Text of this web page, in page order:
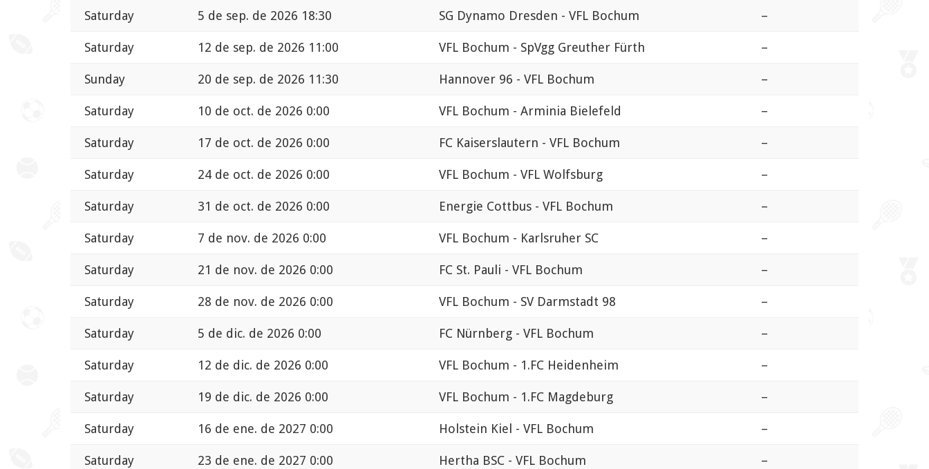
Saturday 5 de sep. de 2026 18:30 SG Dynamo Dresden - VFL Bochum –
Saturday 12 de sep. de 2026 11:00 VFL Bochum - SpVgg Greuther Fürth –
Sunday 20 de sep. de 2026 11:30 Hannover 96 - VFL Bochum –
Saturday 10 de oct. de 2026 0:00 VFL Bochum - Arminia Bielefeld –
Saturday 17 de oct. de 2026 0:00 FC Kaiserslautern - VFL Bochum –
Saturday 24 de oct. de 2026 0:00 VFL Bochum - VFL Wolfsburg –
Saturday 31 de oct. de 2026 0:00 Energie Cottbus - VFL Bochum –
Saturday 7 de nov. de 2026 0:00 VFL Bochum - Karlsruher SC –
Saturday 21 de nov. de 2026 0:00 FC St. Pauli - VFL Bochum –
Saturday 28 de nov. de 2026 0:00 VFL Bochum - SV Darmstadt 98 –
Saturday 5 de dic. de 2026 0:00 FC Nürnberg - VFL Bochum –
Saturday 12 de dic. de 2026 0:00 VFL Bochum - 1.FC Heidenheim –
Saturday 19 de dic. de 2026 0:00 VFL Bochum - 1.FC Magdeburg –
Saturday 16 de ene. de 2027 0:00 Holstein Kiel - VFL Bochum –
Saturday 23 de ene. de 2027 0:00 Hertha BSC - VFL Bochum –